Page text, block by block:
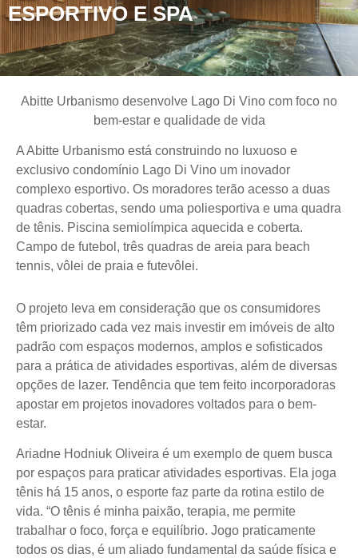
ESPORTIVO E SPA
Abitte Urbanismo desenvolve Lago Di Vino com foco no
bem-estar e qualidade de vida
AAbitte Urbanismo está construindo no luxuoso e
exclusivo condomínio Lago Di Vino um inovador
complexo esportivo. Os moradores terão acesso a duas
quadras cobertas, sendo uma poliesportiva e uma quadra
de tênis. Piscina semiolímpica aquecida e coberta.
Campo de futebol, três quadras de areia para beach
tennis, vôlei de praia e futevôlei.
O projeto leva em consideração que os consumidores
têm priorizado cada vez mais investir em imóveis de alto
padrão com espaços modernos, amplos e sofisticados
para a prática de atividades esportivas, além de diversas
opções de lazer. Tendência que tem feito incorporadoras
apostar em projetos inovadores voltados para o bem-
estar.
Ariadne Hodniuk Oliveira é um exemplo de quem busca
por espaços para praticar atividades esportivas. Ela joga
tênis há 15 anos, o esporte faz parte da rotina estilo de
vida. “O tênis é minha paixão, terapia, me permite
trabalhar o foco, força e equilíbrio. Jogo praticamente
todos os dias, é um aliado fundamental da saúde física e